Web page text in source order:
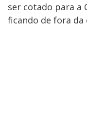
ser cotado para a
ficando de fora da